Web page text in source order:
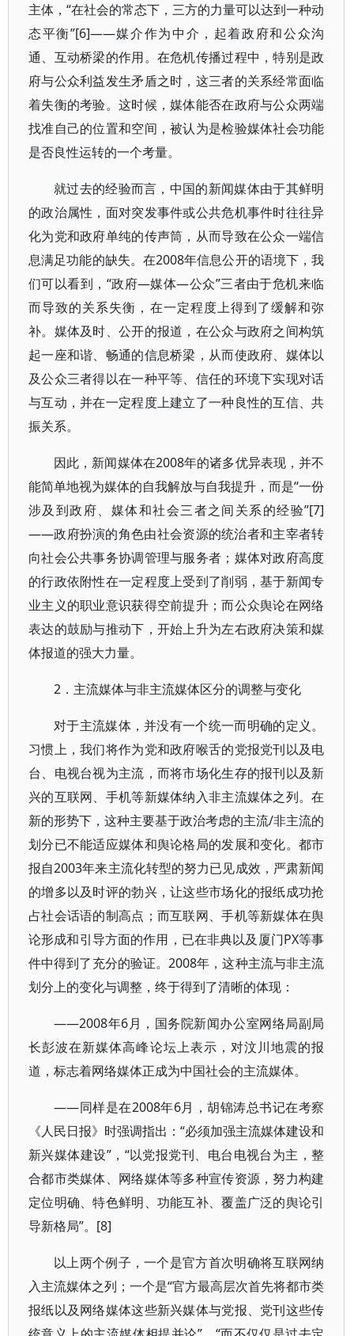
主体，“在社会的常态下，三方的力量可以达到一种动
态平衡”[6]——媒介作为中介，起着政府和公众沟
通、互动桥梁的作用。在危机传播过程中，特别是政
府与公众利益发生矛盾之时，这三者的关系经常面临
着失衡的考验。这时候，媒体能否在政府与公众两端
找准自己的位置和空间，被认为是检验媒体社会功能
是否良性运转的一个考量。
就过去的经验而言，中国的新闻媒体由于其鲜明
的政治属性，面对突发事件或公共危机事件时往往异
化为党和政府单纯的传声筒，从而导致在公众一端信
息满足功能的缺失。在2008年信息公开的语境下，我
们可以看到，“政府—媒体—公众”三者由于危机来临
而导致的关系失衡，在一定程度上得到了缓解和弥
补。媒体及时、公开的报道，在公众与政府之间构筑
起一座和谐、畅通的信息桥梁，从而使政府、媒体以
及公众三者得以在一种平等、信任的环境下实现对话
与互动，并在一定程度上建立了一种良性的互信、共
振关系。
因此，新闻媒体在2008年的诸多优异表现，并不
能简单地视为媒体的自我解放与自我提升，而是“一份
涉及到政府、媒体和社会三者之间关系的经验”[7]
——政府扮演的角色由社会资源的统治者和主宰者转
向社会公共事务协调管理与服务者；媒体对政府高度
的行政依附性在一定程度上受到了削弱，基于新闻专
业主义的职业意识获得空前提升；而公众舆论在网络
表达的鼓励与推动下，开始上升为左右政府决策和媒
体报道的强大力量。
2．主流媒体与非主流媒体区分的调整与变化
对于主流媒体，并没有一个统一而明确的定义。
习惯上，我们将作为党和政府喉舌的党报党刊以及电
台、电视台视为主流，而将市场化生存的报刊以及新
兴的互联网、手机等新媒体纳入非主流媒体之列。在
新的形势下，这种主要基于政治考虑的主流/非主流的
划分已不能适应媒体和舆论格局的发展和变化。都市
报自2003年来主流化转型的努力已见成效，严肃新闻
的增多以及时评的勃兴，让这些市场化的报纸成功抢
占社会话语的制高点；而互联网、手机等新媒体在舆
论形成和引导方面的作用，已在非典以及厦门PX等事
件中得到了充分的验证。2008年，这种主流与非主流
划分上的变化与调整，终于得到了清晰的体现：
——2008年6月，国务院新闻办公室网络局副局
长彭波在新媒体高峰论坛上表示，对汶川地震的报
道，标志着网络媒体正成为中国社会的主流媒体。
——同样是在2008年6月，胡锦涛总书记在考察
《人民日报》时强调指出：“必须加强主流媒体建设和
新兴媒体建设”，“以党报党刊、电台电视台为主，整
合都市类媒体、网络媒体等多种宣传资源，努力构建
定位明确、特色鲜明、功能互补、覆盖广泛的舆论引
导新格局”。[8]
以上两个例子，一个是官方首次明确将互联网纳
入主流媒体之列；一个是“官方最高层次首先将都市类
报纸以及网络媒体这些新兴媒体与党报、党刊这些传